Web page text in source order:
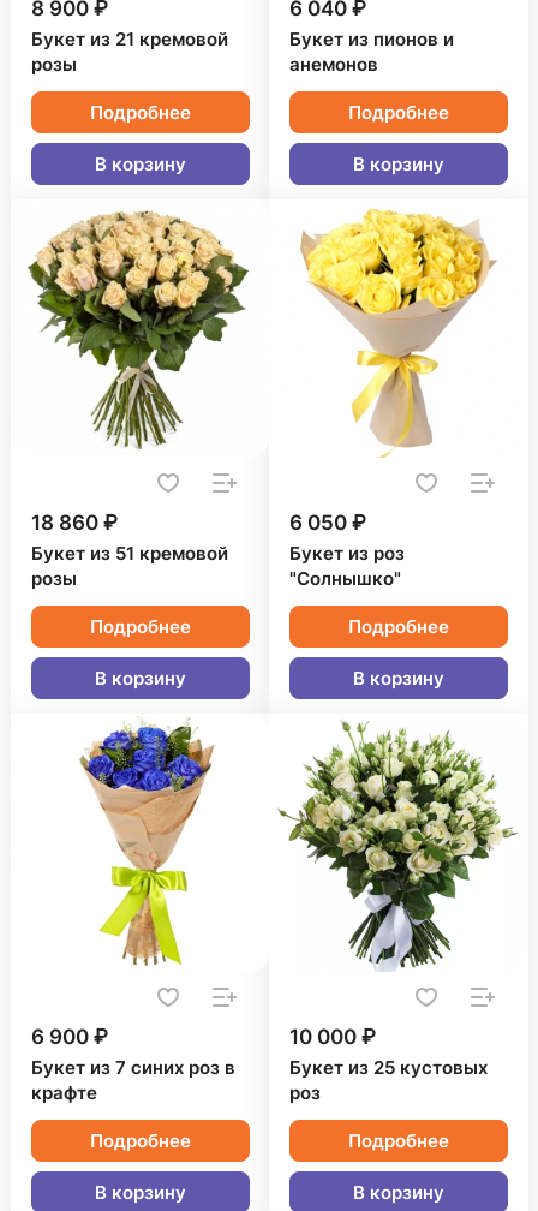
8 900 ₽
Букет из 21 кремовой
розы
Подробнее
В корзину
6 040 ₽
Букет из пионов и
анемонов
Подробнее
В корзину
18 860 ₽
Букет из 51 кремовой
розы
Подробнее
В корзину
6 050 ₽
Букет из роз
"Солнышко"
Подробнее
В корзину
6 900 ₽
Букет из 7 синих роз в
крафте
Подробнее
В корзину
10 000 ₽
Букет из 25 кустовых
роз
Подробнее
В корзину